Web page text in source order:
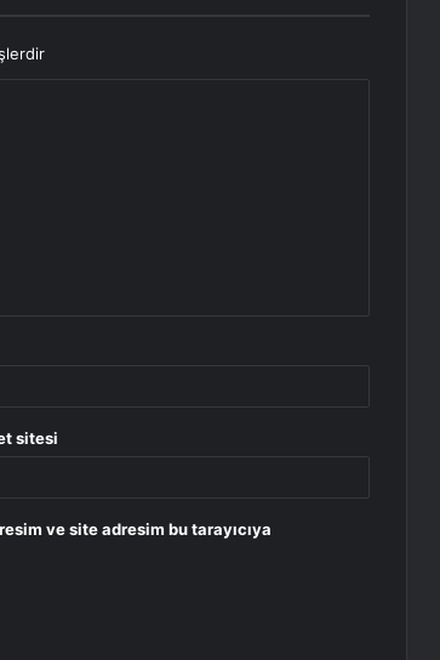
sitesi
ve site adresim bu tarayıcıya